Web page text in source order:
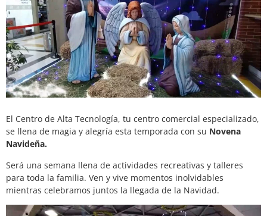
El Centro de Alta Tecnología, tu centro comercial especializado,
se llena de magia y alegría esta temporada con su Novena
Navideña.
Será una semana llena de actividades recreativas y talleres
para toda la familia. Ven y vive momentos inolvidables
mientras celebramos juntos la llegada de la Navidad.